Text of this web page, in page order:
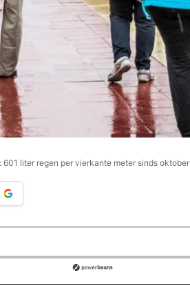
liter regen per vierkante meter sinds oktober